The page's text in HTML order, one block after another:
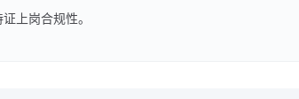
上岗合规性。